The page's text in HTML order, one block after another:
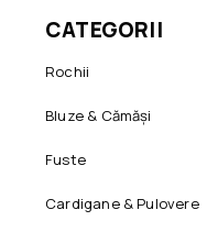
CATEGORII
Rochii
Bluze & Cămăși
Fuste
Cardigane & Pulovere